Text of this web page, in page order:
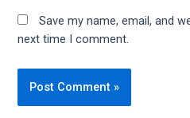
Save my name, email, and
next time I comment.